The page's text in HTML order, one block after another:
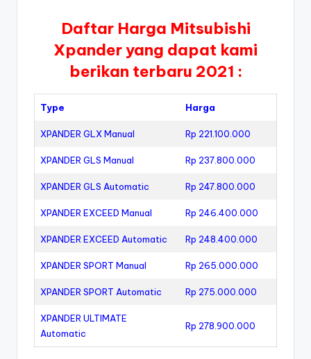
Daftar Harga Mitsubishi
Xpander yang dapat kami
berikan terbaru 2021 :
Type Harga
XPANDER GLX Manual Rp 221.100.000
XPANDER GLS Manual Rp 237.800.000
XPANDER GLS Automatic Rp 247.800.000
XPANDER EXCEED Manual Rp 246.400.000
XPANDER EXCEED Automatic Rp 248.400.000
XPANDER SPORT Manual Rp 265.000.000
XPANDER SPORT Automatic Rp 275.000.000
XPANDER ULTIMATE
Automatic
Rp 278.900.000